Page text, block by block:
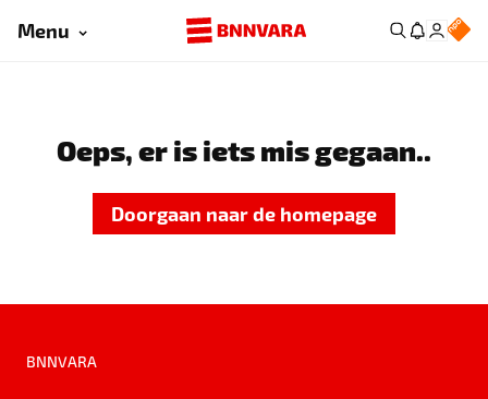
Menu
Oeps, er is iets mis gegaan..
Doorgaan naar de homepage
BNNVARA